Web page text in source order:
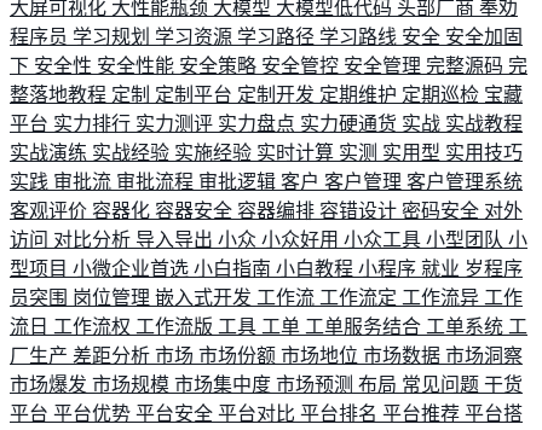
大屏可视化 大性能瓶颈 大模型 大模型低代码 头部厂商 奉劝
程序员 学习规划 学习资源 学习路径 学习路线 安全 安全加固
下 安全性 安全性能 安全策略 安全管控 安全管理 完整源码 完
整落地教程 定制 定制平台 定制开发 定期维护 定期巡检 宝藏
平台 实力排行 实力测评 实力盘点 实力硬通货 实战 实战教程
实战演练 实战经验 实施经验 实时计算 实测 实用型 实用技巧
实践 审批流 审批流程 审批逻辑 客户 客户管理 客户管理系统
客观评价 容器化 容器安全 容器编排 容错设计 密码安全 对外
访问 对比分析 导入导出 小众 小众好用 小众工具 小型团队 小
型项目 小微企业首选 小白指南 小白教程 小程序 就业 岁程序
员突围 岗位管理 嵌入式开发 工作流 工作流定 工作流异 工作
流日 工作流权 工作流版 工具 工单 工单服务结合 工单系统 工
厂生产 差距分析 市场 市场份额 市场地位 市场数据 市场洞察
市场爆发 市场规模 市场集中度 市场预测 布局 常见问题 干货
平台 平台优势 平台安全 平台对比 平台排名 平台推荐 平台搭